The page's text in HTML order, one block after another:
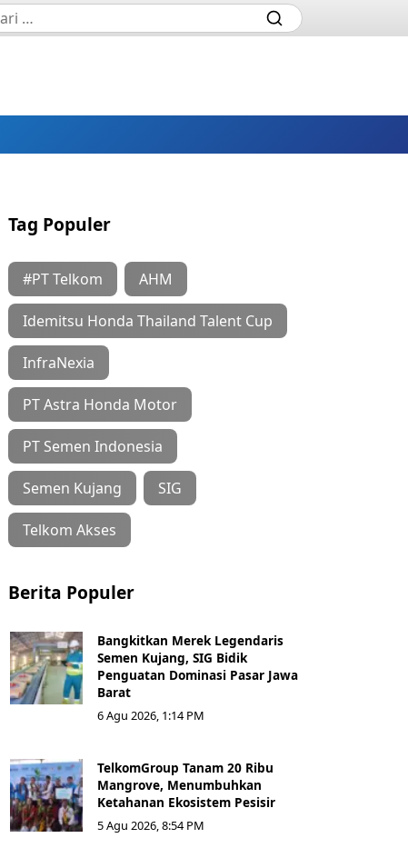
Tag Populer
#PT Telkom AHM
Idemitsu Honda Thailand Talent Cup
InfraNexia
PT Astra Honda Motor
PT Semen Indonesia
Semen Kujang SIG
Telkom Akses
Berita Populer
Bangkitkan Merek Legendaris
Semen Kujang, SIG Bidik
Penguatan Dominasi Pasar Jawa
Barat
6 Agu 2026, 1:14 PM
TelkomGroup Tanam 20 Ribu
Mangrove, Menumbuhkan
Ketahanan Ekosistem Pesisir
5 Agu 2026, 8:54 PM